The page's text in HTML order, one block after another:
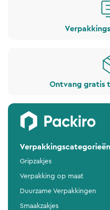
Ontvang gratis
Verpakkingscategorieën
Gripzakjes
Verpakking op maat
Duurzame Verpakkingen
Smaakzakjes